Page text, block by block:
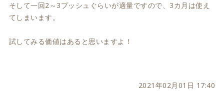
そして一回2～3プッシュぐらいが適量ですので、3カ月は使え
てしまいます。
試してみる価値はあると思いますよ！
2021年02月01日 17:40